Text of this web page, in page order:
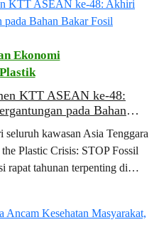
WALHI Jakarta, dan
berbagai elemen masyarakat
Ekonomi
KTT ASEAN ke-48:
pada Bahan
seluruh kawasan Asia Tenggara
Plastic Crisis: STOP Fossil
rapat tahunan terpenting di